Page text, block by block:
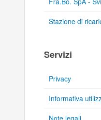
Stazione di
Servizi
Privacy
Informativa
Note legali